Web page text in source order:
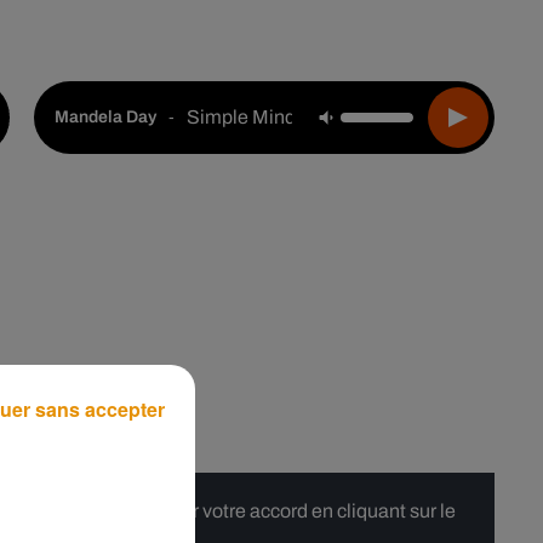
Mandela Day - Simple Minds
de nous donner votre accord en cliquant sur le
sans accepter